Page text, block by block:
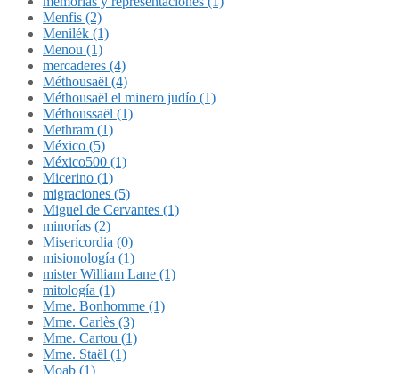
Menfis (2)
Menilék (1)
Menou (1)
mercaderes (4)
Méthousaël (4)
Méthousaël el minero judío (1)
Méthoussaël (1)
Methram (1)
México (5)
México500 (1)
Micerino (1)
migraciones (5)
Miguel de Cervantes (1)
minorías (2)
Misericordia (0)
misionología (1)
mister William Lane (1)
mitología (1)
Mme. Bonhomme (1)
Mme. Carlès (3)
Mme. Cartou (1)
Mme. Staël (1)
Moab (1)